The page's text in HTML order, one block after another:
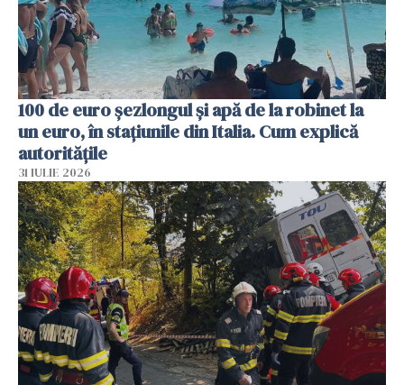
100 de euro șezlongul și apă de la robinet la
un euro, în stațiunile din Italia. Cum explică
autoritățile
31 IULIE 2026